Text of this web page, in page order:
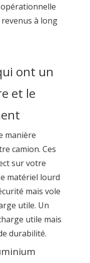
à long
ont un
et le
manière
camion. Ces
sur votre
matériel lourd
mais vole
utile. Un
utile mais
durabilité.